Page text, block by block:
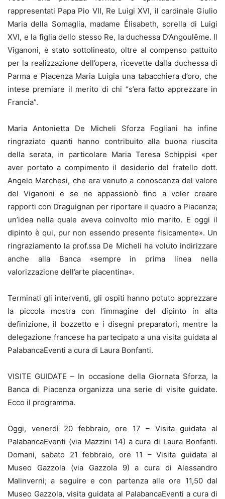
rappresentati Papa Pio VII, Re Luigi XVI, il cardinale Giulio
Maria della Somaglia, madame Élisabeth, sorella di Luigi
XVI, e la figlia dello stesso Re, la duchessa D’Angoulême. Il
Viganoni, è stato sottolineato, oltre al compenso pattuito
per la realizzazione dell’opera, ricevette dalla duchessa di
Parma e Piacenza Maria Luigia una tabacchiera d’oro, che
intese premiare il merito di chi “s’era fatto apprezzare in
Francia”.
Maria Antonietta De Micheli Sforza Fogliani ha infine
ringraziato quanti hanno contribuito alla buona riuscita
della serata, in particolare Maria Teresa Schippisi «per
aver portato a compimento il desiderio del fratello dott.
Angelo Marchesi, che era venuto a conoscenza del valore
del Viganoni e se ne appassionò fino a voler creare
rapporti con Draguignan per riportare il quadro a Piacenza;
un’idea nella quale aveva coinvolto mio marito. E oggi il
dipinto è qui, pur non essendo presente fisicamente». Un
ringraziamento la prof.ssa De Micheli ha voluto indirizzare
anche alla Banca «sempre in prima linea nella
valorizzazione dell’arte piacentina».
Terminati gli interventi, gli ospiti hanno potuto apprezzare
la piccola mostra con l’immagine del dipinto in alta
definizione, il bozzetto e i disegni preparatori, mentre la
delegazione francese ha partecipato a una visita guidata al
PalabancaEventi a cura di Laura Bonfanti.
VISITE GUIDATE – In occasione della Giornata Sforza, la
Banca di Piacenza organizza una serie di visite guidate.
Ecco il programma.
Oggi, venerdì 20 febbraio, ore 17 – Visita guidata al
PalabancaEventi (via Mazzini 14) a cura di Laura Bonfanti.
Domani, sabato 21 febbraio, ore 11 – Visita guidata al
Museo Gazzola (via Gazzola 9) a cura di Alessandro
Malinverni; a seguire e con partenza alle ore 11,50 dal
Museo Gazzola, visita guidata al PalabancaEventi a cura di